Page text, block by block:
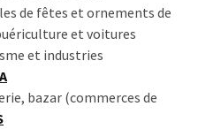
de fêtes et ornements de
et voitures
et industries
bazar (commerces de